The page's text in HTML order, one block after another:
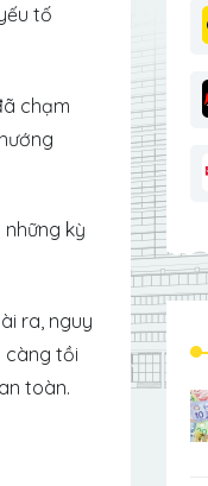
tố
chạm
kỳ
ra, nguy
càng tồi
toàn.